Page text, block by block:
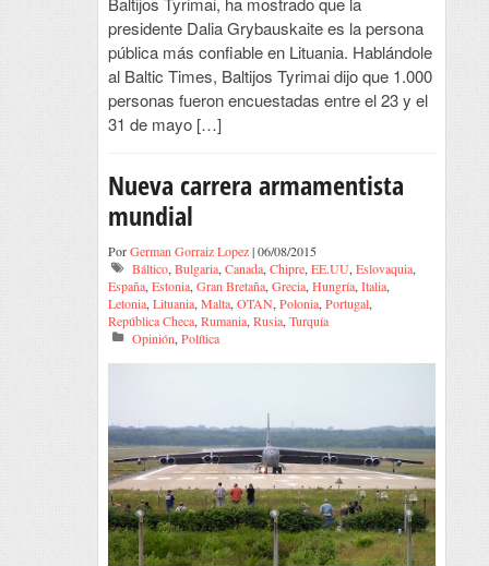
presidente Dalia Grybauskaite es la persona
pública más confiable en Lituania. Hablándole
al Baltic Times, Baltijos Tyrimai dijo que 1.000
personas fueron encuestadas entre el 23 y el
31 de mayo […]
Nueva carrera armamentista
mundial
PorGerman Gorraiz Lopez| 06/08/2015
Báltico,Bulgaria,Canada,Chipre,EE.UU,Eslovaquia,
España,Estonia,Gran Bretaña,Grecia,Hungría,Italia,
Letonia,Lituania,Malta,OTAN,Polonia,Portugal,
República Checa,Rumania,Rusia,Turquía
Opinión,Política